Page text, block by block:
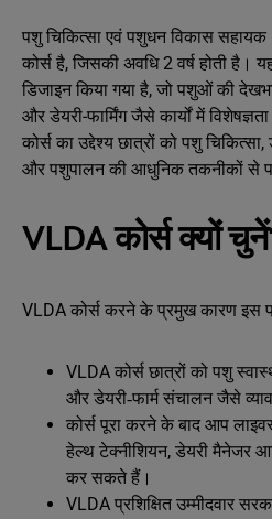
पशु चिकित्सा एवं पशुधन विकास
कोर्स है, जिसकी अवधि 2 वर्ष होती है।
डिजाइन किया गया है, जो पशुओं की
और डेयरी-फार्मिंग जैसे कार्यों में
कोर्स का उद्देश्य छात्रों को पशु
और पशुपालन की आधुनिक तकनीकों से
VLDA कोर्स क्यों
VLDA कोर्स करने के प्रमुख कारण इस
VLDA कोर्स छात्रों को पशु
और डेयरी‑फार्म संचालन जैसे
कोर्स पूरा करने के बाद आप
हेल्थ टेक्नीशियन, डेयरी मैनेजर
कर सकते हैं।
VLDA प्रशिक्षित उम्मीदवार